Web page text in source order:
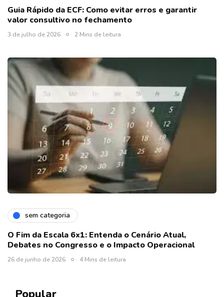
Guia Rápido da ECF: Como evitar erros e garantir
valor consultivo no fechamento
3 de julho de 2026 2 Mins de leitura
sem categoria
O Fim da Escala 6x1: Entenda o Cenário Atual,
Debates no Congresso e o Impacto Operacional
26 de junho de 2026 4 Mins de leitura
Popular